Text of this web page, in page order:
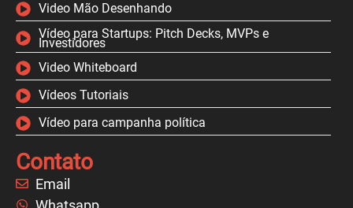
Video Mão Desenhando
Vídeo para Startups: Pitch Decks, MVPs e
Investidores
Video Whiteboard
Vídeos Tutoriais
Vídeo para campanha política
Contato
Email